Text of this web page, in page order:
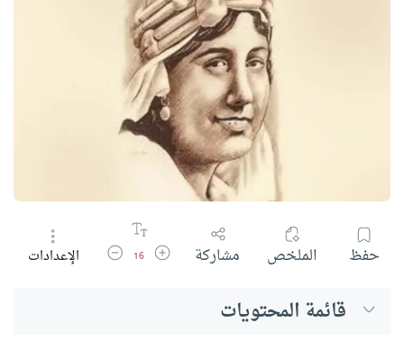
حفظ الملخص مشاركة زيادة حجم الخط
16 تقليل حجم الخط
الإعدادات
قائمة المحتويات